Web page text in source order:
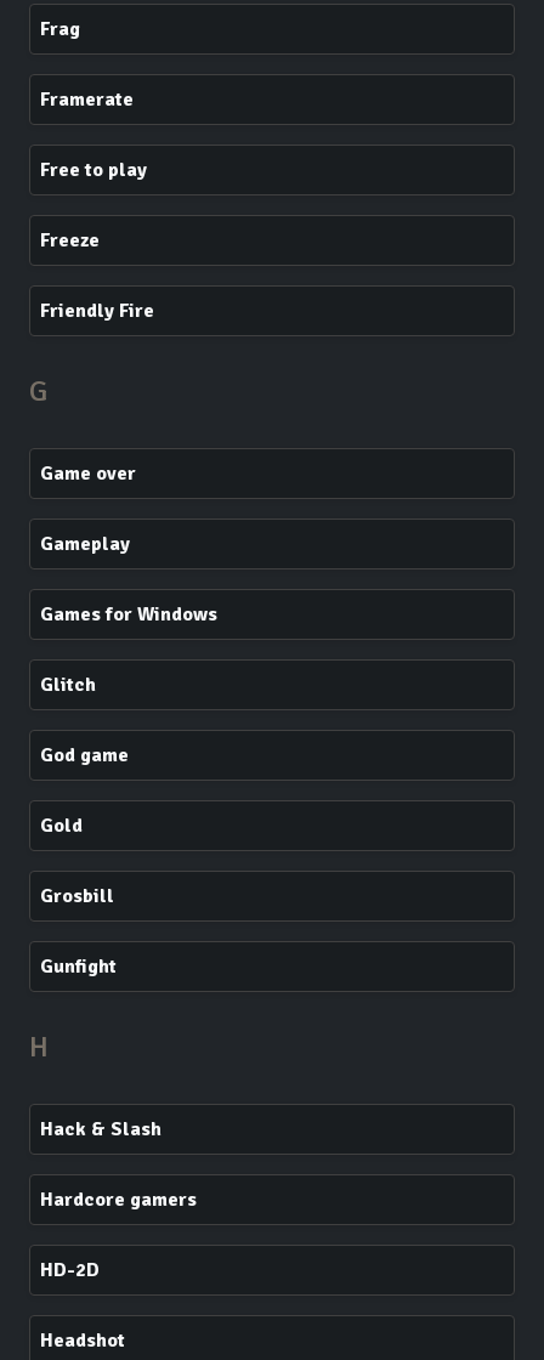
Frag
Framerate
Free to play
Freeze
Friendly Fire
G
Game over
Gameplay
Games for Windows
Glitch
God game
Gold
Grosbill
Gunfight
H
Hack & Slash
Hardcore gamers
HD-2D
Headshot